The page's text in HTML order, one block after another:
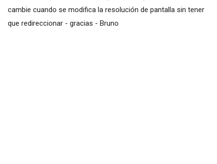
cambie cuando se modifica la resolución de pantalla sin tener
que redireccionar - gracias - Bruno